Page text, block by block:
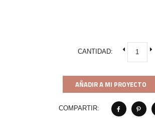
CANTIDAD:
AÑADIR A MI PROYECTO
COMPARTIR: